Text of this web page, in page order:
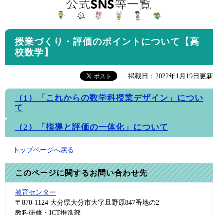
授業づくり・評価のポイントについて【高
校数学】
掲載日：2022年1月19日更新
（1）「これからの数学科授業デザイン」につい
て
（2）「指導と評価の一体化」について
トップページへ戻る
このページに関するお問い合わせ先
教育センター
〒870-1124 大分県大分市大字旦野原847番地の2
教科研修・ICT推進部